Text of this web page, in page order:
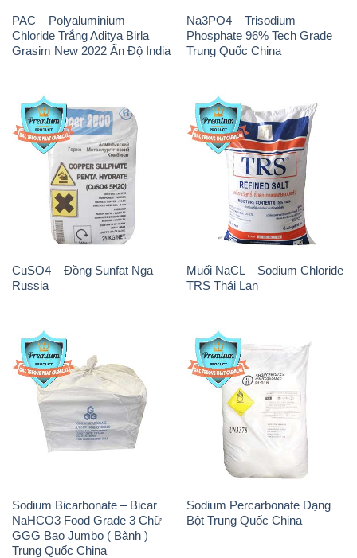
PAC – Polyaluminium
Chloride Trắng Aditya Birla
Grasim New 2022 Ấn Độ India
Na3PO4 – Trisodium
Phosphate 96% Tech Grade
Trung Quốc China
CuSO4 – Đồng Sunfat Nga
Russia
Muối NaCL – Sodium Chloride
TRS Thái Lan
Sodium Bicarbonate – Bicar
NaHCO3 Food Grade 3 Chữ
GGG Bao Jumbo ( Bành )
Trung Quốc China
Sodium Percarbonate Dạng
Bột Trung Quốc China